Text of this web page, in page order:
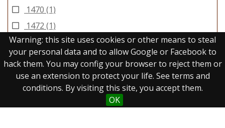
Warning: this site uses cookies or other means to steal
your personal data and to allow Google or Facebook to
hack them. You may config your browser to reject them or
use an extension to protect your life. See terms and
conditions. By visiting this site, you accept them.
OK
1470 (1)
1472 (1)
1473(3)
1474(4)
1475(5)
1476(2)
1477(1)